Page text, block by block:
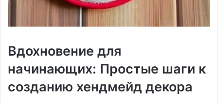
Вдохновение для
начинающих: Простые шаги к
созданию хендмейд декора